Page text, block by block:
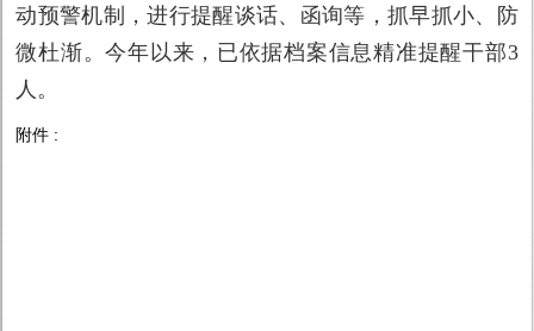
动预警机制，进行提醒谈话、函询等，抓早抓小、防
微杜渐。今年以来，已依据档案信息精准提醒干部3
人。
附件 :